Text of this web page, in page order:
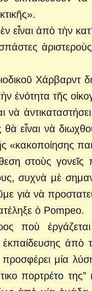
εἶναι ἀπὸ τὴν
Χάρβαρντ
ἑνότητα τῆς
νὰ
εἶναι νὰ
«κακοποίησης
στοὺς
συχνὰ μὲ
γιὰ νὰ
ὁ Pompeo.
ποὺ
ἀπὸ
μία
πορτρέτο